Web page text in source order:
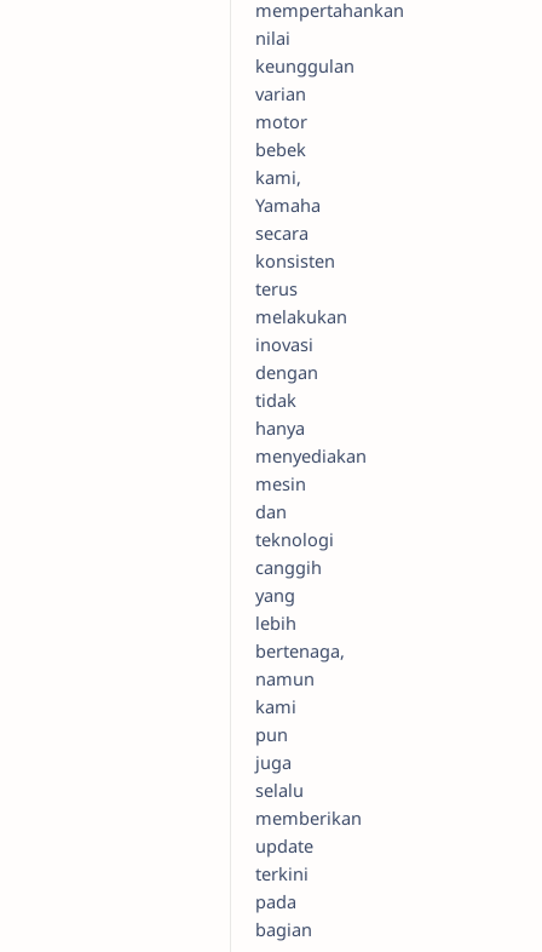
mempertahankan
nilai
keunggulan
varian
motor
bebek
kami,
Yamaha
secara
konsisten
terus
melakukan
inovasi
dengan
tidak
hanya
menyediakan
mesin
dan
teknologi
canggih
yang
lebih
bertenaga,
namun
kami
pun
juga
selalu
memberikan
update
terkini
pada
bagian